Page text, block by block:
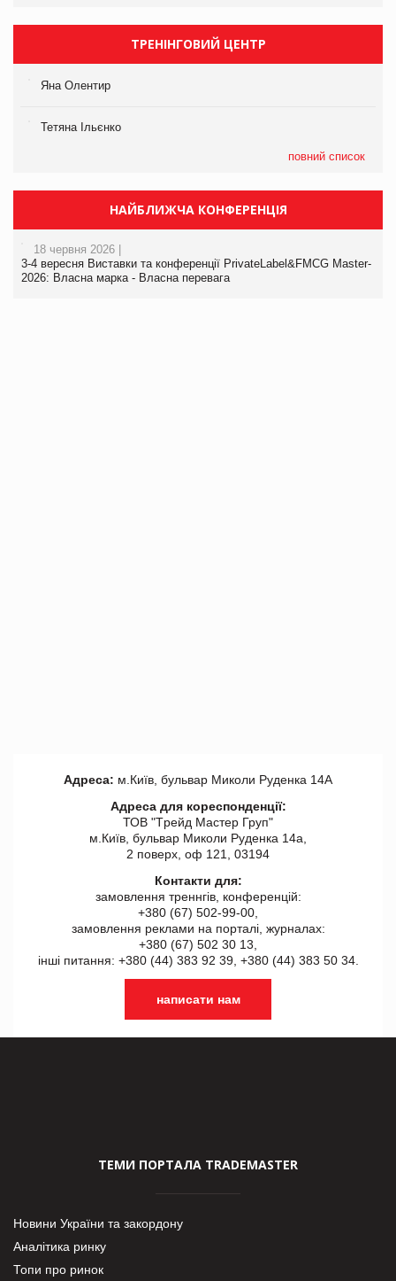
ТРЕНІНГОВИЙ ЦЕНТР
Яна Олентир
Тетяна Ільєнко
повний список
НАЙБЛИЖЧА КОНФЕРЕНЦІЯ
18 червня 2026 |
3-4 вересня Виставки та конференції PrivateLabel&FMCG Master-
2026: Власна марка - Власна перевага
Адреса: м.Київ, бульвар Миколи Руденка 14А
Адреса для кореспонденції:
ТОВ "Tрейд Мастер Груп"
м.Київ, бульвар Миколи Руденка 14а,
2 поверх, оф 121, 03194
Контакти для:
замовлення треннгів, конференцій:
+380 (67) 502-99-00,
замовлення реклами на порталі, журналах:
+380 (67) 502 30 13,
інші питання: +380 (44) 383 92 39, +380 (44) 383 50 34.
написати нам
ТЕМИ ПОРТАЛА TRADEMASTER
Новини України та закордону
Аналітика ринку
Топи про ринок